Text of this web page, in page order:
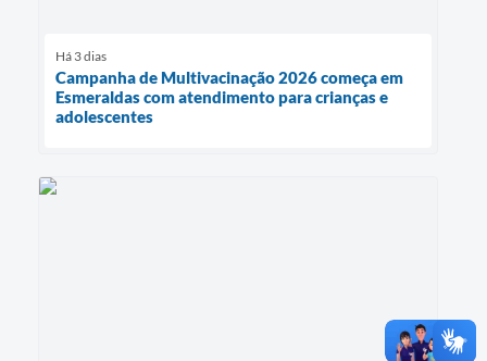
Há 3 dias
Campanha de Multivacinação 2026 começa em
Esmeraldas com atendimento para crianças e
adolescentes